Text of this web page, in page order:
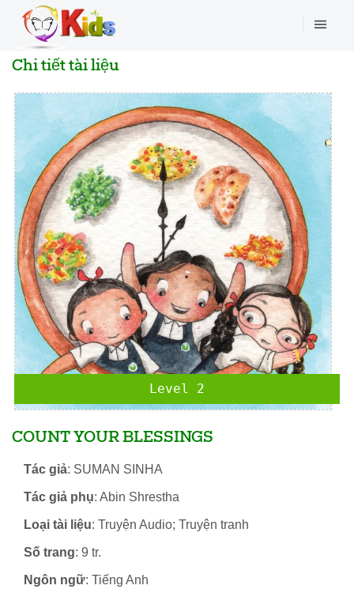
Chi tiết tài liệu
Level 2
COUNT YOUR BLESSINGS
Tác giả: SUMAN SINHA
Tác giả phụ: Abin Shrestha
Loại tài liệu: Truyện Audio; Truyện tranh
Số trang: 9 tr.
Ngôn ngữ: Tiếng Anh